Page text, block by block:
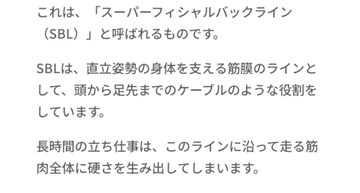
これは、「スーパーフィシャルバックライン
（SBL）」と呼ばれるものです。
SBLは、直立姿勢の身体を支える筋膜のラインと
して、頭から足先までのケーブルのような役割を
しています。
長時間の立ち仕事は、このラインに沿って走る筋
肉全体に硬さを生み出してしまいます。